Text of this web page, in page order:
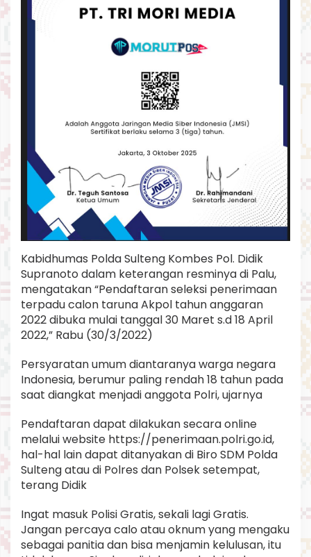
Kabidhumas Polda Sulteng Kombes Pol. Didik
Supranoto dalam keterangan resminya di Palu,
mengatakan “Pendaftaran seleksi penerimaan
terpadu calon taruna Akpol tahun anggaran
2022 dibuka mulai tanggal 30 Maret s.d 18 April
2022,” Rabu (30/3/2022)
Persyaratan umum diantaranya warga negara
Indonesia, berumur paling rendah 18 tahun pada
saat diangkat menjadi anggota Polri, ujarnya
Pendaftaran dapat dilakukan secara online
melalui website https://penerimaan.polri.go.id,
hal-hal lain dapat ditanyakan di Biro SDM Polda
Sulteng atau di Polres dan Polsek setempat,
terang Didik
Ingat masuk Polisi Gratis, sekali lagi Gratis.
Jangan percaya calo atau oknum yang mengaku
sebagai panitia dan bisa menjamin kelulusan, itu